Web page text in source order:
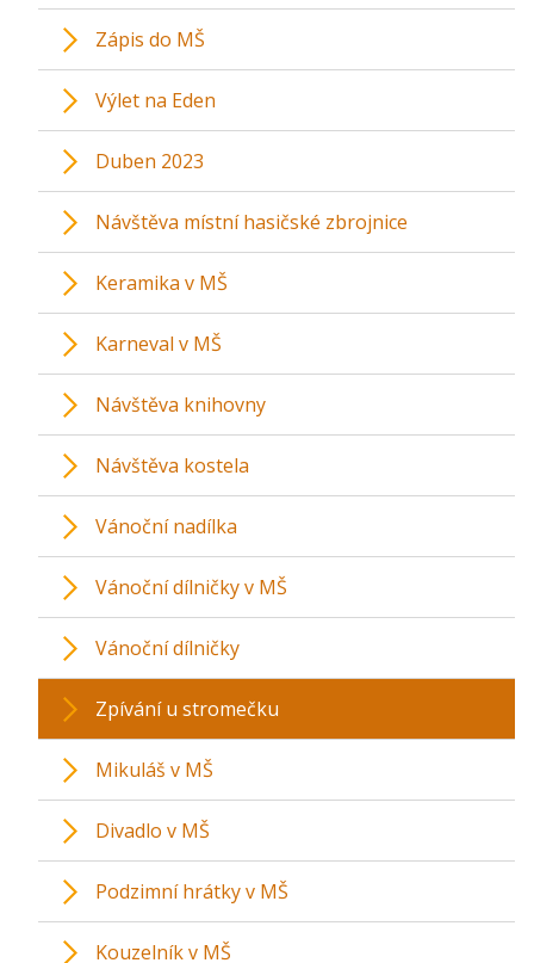
Zápis do MŠ
Výlet na Eden
Duben 2023
Návštěva místní hasičské zbrojnice
Keramika v MŠ
Karneval v MŠ
Návštěva knihovny
Návštěva kostela
Vánoční nadílka
Vánoční dílničky v MŠ
Vánoční dílničky
Zpívání u stromečku
Mikuláš v MŠ
Divadlo v MŠ
Podzimní hrátky v MŠ
Kouzelník v MŠ